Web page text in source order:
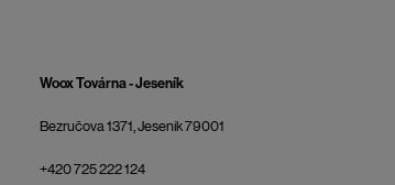
Woox Továrna - Jeseník
Bezručova 1371, Jeseník 79001
+420 725 222 124